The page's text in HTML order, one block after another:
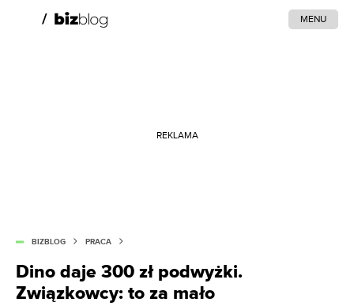
MENU
REKLAMA
BIZBLOG PRACA
Dino daje 300 zł podwyżki.
Związkowcy: to za mało